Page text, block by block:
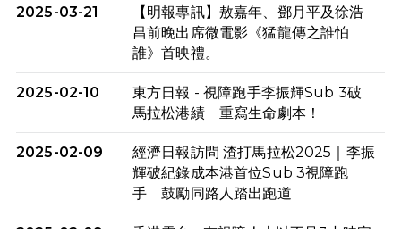
2025-03-21
【明報專訊】敖嘉年、鄧月平及徐浩
昌前晚出席微電影《猛龍傳之誰怕
誰》首映禮。
2025-02-10
東方日報 - 視障跑手李振輝Sub 3破
馬拉松港績 重寫生命劇本！
2025-02-09
經濟日報訪問 渣打馬拉松2025｜李振
輝破紀錄成本港首位Sub 3視障跑
手 鼓勵同路人踏出跑道
2025-02-09
香港電台 - 有視障人士以不足3小時完